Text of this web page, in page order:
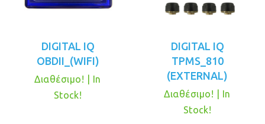
DIGITAL IQ
OBDII_(WIFI)
Διαθέσιμο! | In
Stock!
DIGITAL IQ
TPMS_810
(EXTERNAL)
Διαθέσιμο! | In
Stock!